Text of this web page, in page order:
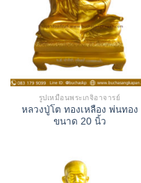
รูปเหมือนพระเกจิอาจารย์
หลวงปู่โต ทองเหลือง พ่นทอง
ขนาด 20 นิ้ว